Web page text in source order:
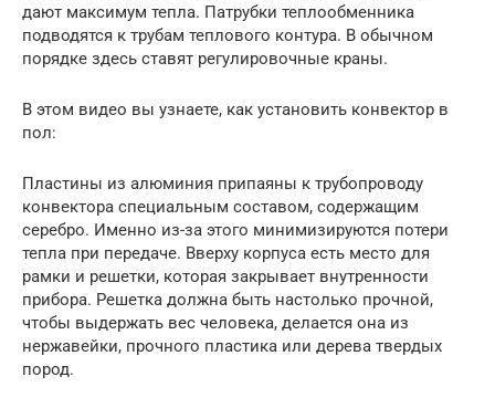
дают максимум тепла. Патрубки теплообменника
подводятся к трубам теплового контура. В обычном
порядке здесь ставят регулировочные краны.
В этом видео вы узнаете, как установить конвектор в
пол:
Пластины из алюминия припаяны к трубопроводу
конвектора специальным составом, содержащим
серебро. Именно из-за этого минимизируются потери
тепла при передаче. Вверху корпуса есть место для
рамки и решетки, которая закрывает внутренности
прибора. Решетка должна быть настолько прочной,
чтобы выдержать вес человека, делается она из
нержавейки, прочного пластика или дерева твердых
пород.